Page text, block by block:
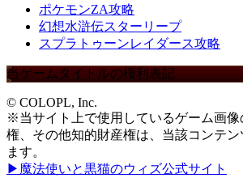
ポケモンZA攻略
幻想水滸伝スターリープ
スプラトゥーンレイダース攻略
当ゲームタイトルの権利表記
© COLOPL, Inc.
※当サイト上で使用しているゲーム画
権、その他知的財産権は、当該コンテ
ます。
▶魔法使いと黒猫のウィズ公式サイト